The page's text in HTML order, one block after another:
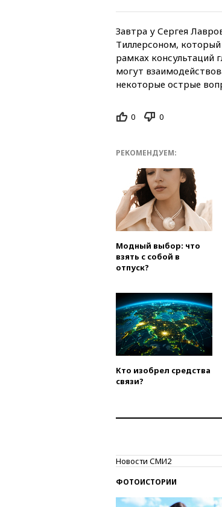
Завтра у Сергея
Тиллерсоном,
рамках консультаций
могут
некоторые острые
0 0
РЕКОМЕНДУЕМ:
Модный выбор: что
взять с собой в
отпуск?
Кто изобрел средства
связи?
Новости СМИ2
ФОТОИСТОРИИ